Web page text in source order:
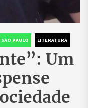
SÃO PAULO LITERATURA
Um